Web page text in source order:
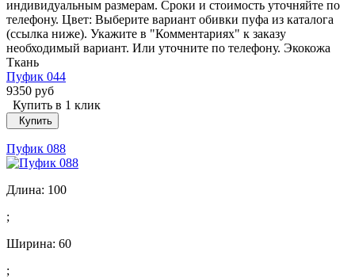
индивидуальным размерам. Сроки и стоимость уточняйте по
телефону. Цвет: Выберите вариант обивки пуфа из каталога
(ссылка ниже). Укажите в "Комментариях" к заказу
необходимый вариант. Или уточните по телефону. Экокожа
Ткань
Пуфик 044
9350 руб
Купить в 1 клик
Купить
Пуфик 088
Длина: 100
;
Ширина: 60
;